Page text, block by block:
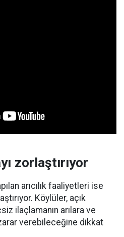
zorlaştırıyor
arıcılık faaliyetleri ise
Köylüler, açık
ilaçlamanın arılara ve
verebileceğine dikkat